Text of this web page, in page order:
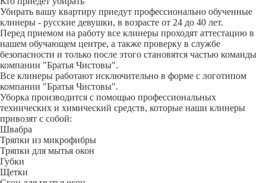
Убирать вашу квартиру приедут профессионально обученные
клинеры - русские девушки, в возрасте от 24 до 40 лет.
Перед приемом на работу все клинеры проходят аттестацию в
нашем обучающем центре, а также проверку в службе
безопасности и только после этого становятся частью команды
компании "Братья Чистовы".
Все клинеры работают исключительно в форме с логотипом
компании "Братья Чистовы".
Уборка производится с помощью профессиональных
технических и химический средств, которые наши клинеры
привозят с собой:
Швабра
Тряпки из микрофибры
Тряпки для мытья окон
Губки
Щетки